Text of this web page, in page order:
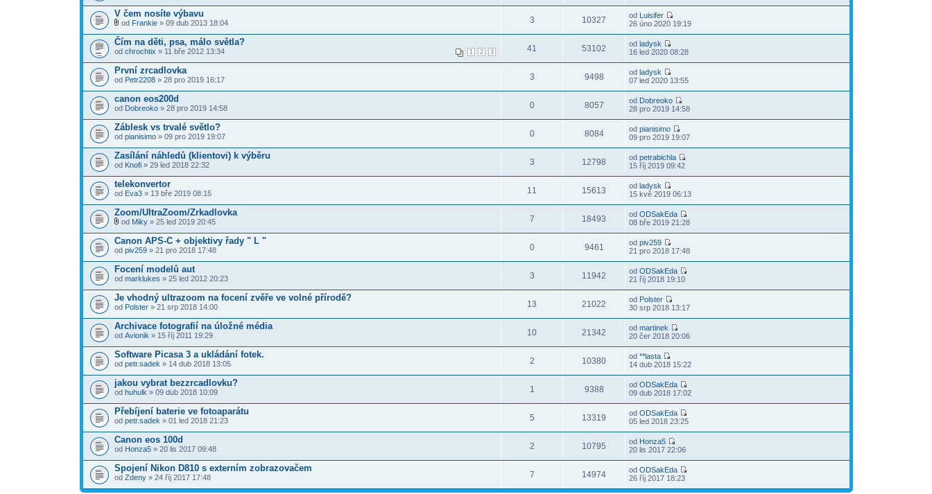
V čem nosíte výbavu
od Frankie» 09 dub 2013 18:04 3 10327 od Luisifer
26 úno 2020 19:19
Čím na děti, psa, málo světla?
1 2 3
od chrochtix » 11 bře 2012 13:34 41 53102 od ladysk
16 led 2020 08:28
První zrcadlovka
od Petr2208» 28 pro 2019 16:17 3 9498 od ladysk
07 led 2020 13:55
canon eos200d
od Dobreoko» 28 pro 2019 14:58 0 8057 od Dobreoko
28 pro 2019 14:58
Záblesk vs trvalé světlo?
od pianisimo» 09 pro 2019 19:07 0 8084 od pianisimo
09 pro 2019 19:07
Zasílání náhledů (klientovi) k výběru
od Knofi» 29 led 2018 22:32 3 12798 od petrabichla
15 říj 2019 09:42
telekonvertor
od Eva3» 13 bře 2019 08:15 11 15613 od ladysk
15 kvě 2019 06:13
Zoom/UltraZoom/Zrkadlovka
od Miky» 25 led 2019 20:45 7 18493 od ODSakEda
08 bře 2019 21:28
Canon APS-C + objektivy řady " L "
od piv259» 21 pro 2018 17:48 0 9461 od piv259
21 pro 2018 17:48
Focení modelů aut
od marklukes » 25 led 2012 20:23 3 11942 od ODSakEda
21 říj 2018 19:10
Je vhodný ultrazoom na focení zvěře ve volné přírodě?
od Polster» 21 srp 2018 14:00 13 21022 od Polster
30 srp 2018 13:17
Archivace fotografií na úložné média
od Avionik » 15 říj 2011 19:29 10 21342 od martinek
20 čer 2018 20:06
Software Picasa 3 a ukládání fotek.
od petr.sadek » 14 dub 2018 13:05 2 10380 od **lasta
14 dub 2018 15:22
jakou vybrat bezzrcadlovku?
od huhulk » 09 dub 2018 10:09 1 9388 od ODSakEda
09 dub 2018 17:02
Přebíjení baterie ve fotoaparátu
od petr.sadek » 01 led 2018 21:23 5 13319 od ODSakEda
05 led 2018 23:25
Canon eos 100d
od Honza5» 20 lis 2017 09:48 2 10795 od Honza5
20 lis 2017 22:06
Spojení Nikon D810 s externím zobrazovačem
od Zdeny» 24 říj 2017 17:48 7 14974 od ODSakEda
26 říj 2017 18:23